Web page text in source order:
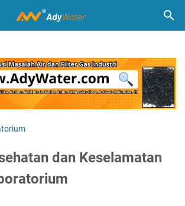
dan Keselamatan